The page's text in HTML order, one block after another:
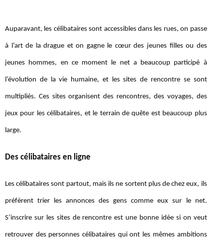
Auparavant, les célibataires sont accessibles dans les rues, on passe
à l’art de la drague et on gagne le cœur des jeunes filles ou des
jeunes hommes, en ce moment le net a beaucoup participé à
l’évolution de la vie humaine, et les sites de rencontre se sont
multipliés. Ces sites organisent des rencontres, des voyages, des
jeux pour les célibataires, et le terrain de quête est beaucoup plus
large.
Des célibataires en ligne
Les célibataires sont partout, mais ils ne sortent plus de chez eux, ils
préfèrent trier les annonces des gens comme eux sur le net.
S’inscrire sur les sites de rencontre est une bonne idée si on veut
retrouver des personnes célibataires qui ont les mêmes ambitions